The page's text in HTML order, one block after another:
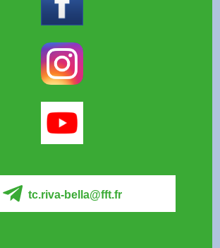
tc.riva-bella@fft.fr